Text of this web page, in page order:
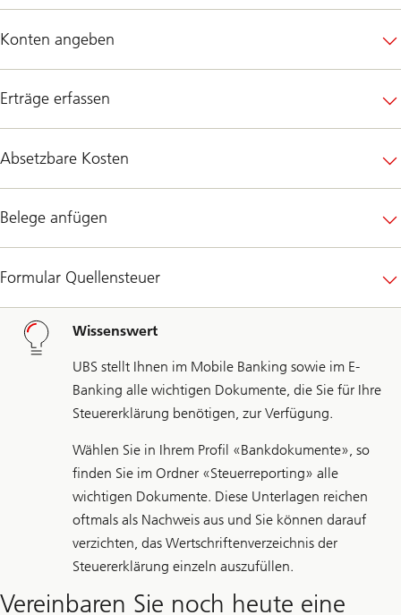
Konten angeben
Erträge erfassen
Absetzbare Kosten
Belege anfügen
Formular Quellensteuer
Wissenswert
UBS stellt Ihnen im Mobile Banking sowie im E-
Banking alle wichtigen Dokumente, die Sie für Ihre
Steuererklärung benötigen, zur Verfügung.
Wählen Sie in Ihrem Profil «Bankdokumente», so
finden Sie im Ordner «Steuerreporting» alle
wichtigen Dokumente. Diese Unterlagen reichen
oftmals als Nachweis aus und Sie können darauf
verzichten, das Wertschriftenverzeichnis der
Steuererklärung einzeln auszufüllen.
Vereinbaren Sie noch heute eine